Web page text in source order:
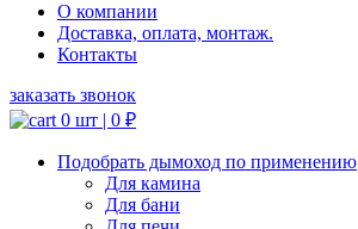
О компании
Доставка, оплата, монтаж.
Контакты
заказать звонок
0 шт | 0 ₽
Подобрать дымоход по применению
Для камина
Для бани